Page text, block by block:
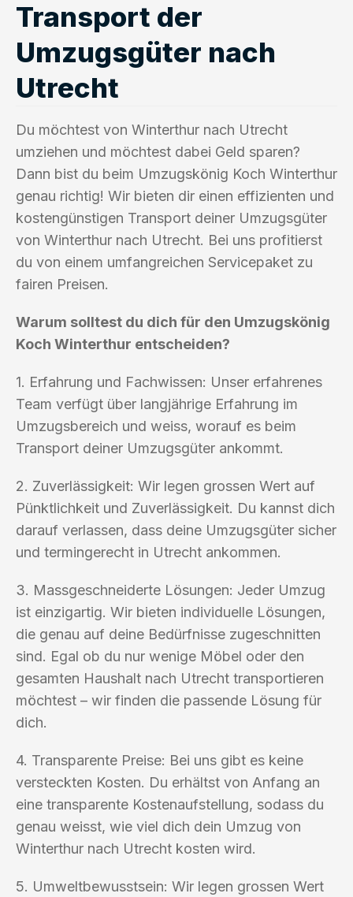
Transport der
Umzugsgüter nach
Utrecht
Du möchtest von Winterthur nach Utrecht
umziehen und möchtest dabei Geld sparen?
Dann bist du beim Umzugskönig Koch Winterthur
genau richtig! Wir bieten dir einen effizienten und
kostengünstigen Transport deiner Umzugsgüter
von Winterthur nach Utrecht. Bei uns profitierst
du von einem umfangreichen Servicepaket zu
fairen Preisen.
Warum solltest du dich für den Umzugskönig
Koch Winterthur entscheiden?
1. Erfahrung und Fachwissen: Unser erfahrenes
Team verfügt über langjährige Erfahrung im
Umzugsbereich und weiss, worauf es beim
Transport deiner Umzugsgüter ankommt.
2. Zuverlässigkeit: Wir legen grossen Wert auf
Pünktlichkeit und Zuverlässigkeit. Du kannst dich
darauf verlassen, dass deine Umzugsgüter sicher
und termingerecht in Utrecht ankommen.
3. Massgeschneiderte Lösungen: Jeder Umzug
ist einzigartig. Wir bieten individuelle Lösungen,
die genau auf deine Bedürfnisse zugeschnitten
sind. Egal ob du nur wenige Möbel oder den
gesamten Haushalt nach Utrecht transportieren
möchtest – wir finden die passende Lösung für
dich.
4. Transparente Preise: Bei uns gibt es keine
versteckten Kosten. Du erhältst von Anfang an
eine transparente Kostenaufstellung, sodass du
genau weisst, wie viel dich dein Umzug von
Winterthur nach Utrecht kosten wird.
5. Umweltbewusstsein: Wir legen grossen Wert